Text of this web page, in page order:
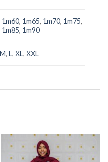
1m60, 1m65, 1m70, 1m75,
1m85, 1m90
M,L,XL,XXL